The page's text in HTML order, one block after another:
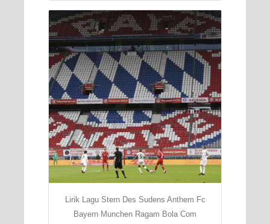
Lirik Lagu Stern Des Sudens Anthem Fc
Bayern Munchen Ragam Bola Com